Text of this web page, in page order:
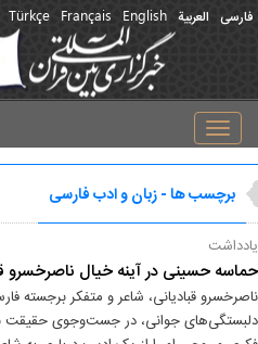
فارسی العربیة English
Français
Türkçe
Toggle
navigation
برچسب ها - زبان و ادب فارسی
یادداشت
حماسه حسینی در آینه خیال ناصرخسرو
ناصرخسرو قبادیانی، شاعر و متفکر برجسته
دلبستگی‌های جوانی، در جست‌وجوی حقیقت